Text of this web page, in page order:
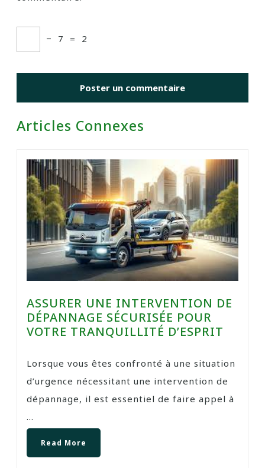
− 7 = 2
Articles Connexes
ASSURER UNE INTERVENTION DE
DÉPANNAGE SÉCURISÉE POUR
VOTRE TRANQUILLITÉ D’ESPRIT
Lorsque vous êtes confronté à une situation
d’urgence nécessitant une intervention de
dépannage, il est essentiel de faire appel à
...
Read More